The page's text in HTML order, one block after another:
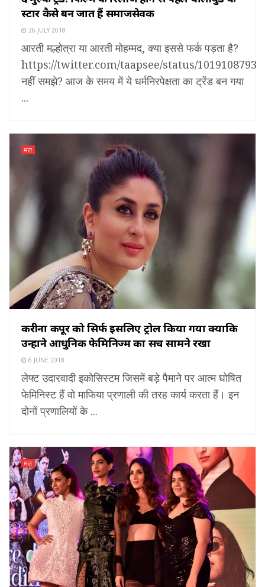
स्टार कैसे बन जातें हैं समाजसेवक
26 JULY 2018
आरती मल्होत्रा या आरती मोहम्मद, क्या इससे फर्क पड़ता है?
https://twitter.com/taapsee/status/
नहीं समझे? आज के समय में ये धर्मनिरपेक्षता का ट्रेंड बन गया
...
मत
करीना कपूर को सिर्फ इसलिए ट्रोल किया गया क्योंकि
उन्होंने आधुनिक फेमिनिज्म का सच सामने रखा
6 JUNE 2018
लेफ्ट उदारवादी इकोसिस्टम जिसमें बड़े पैमाने पर आत्म घोषित
फेमिनिस्ट हैं वो माफिया प्रणाली की तरह कार्य करता हैं। इन
दोनों प्रणालियों के ...
मत